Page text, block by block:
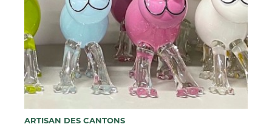
ARTISAN DES CANTONS